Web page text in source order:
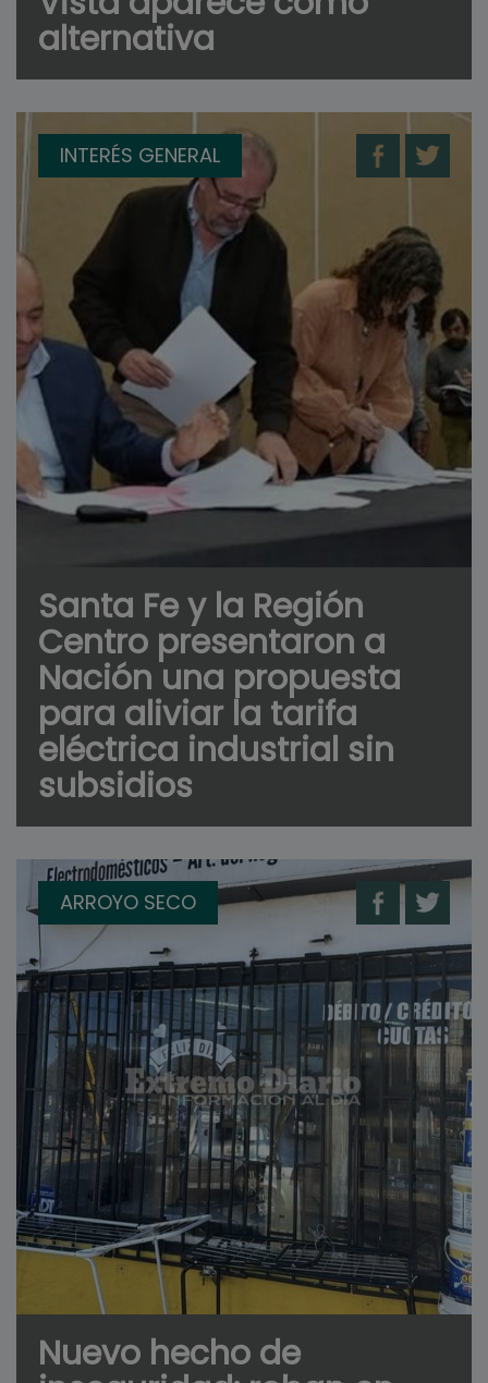
alternativa
INTERÉS GENERAL
Santa Fe y la Región
Centro presentaron a
Nación una propuesta
para aliviar la tarifa
eléctrica industrial sin
subsidios
ARROYO SECO
Nuevo hecho de